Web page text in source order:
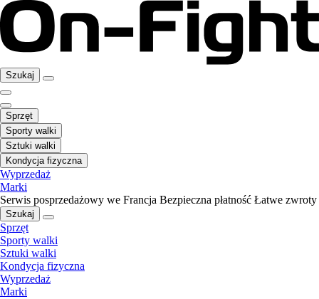
Szukaj
Sprzęt
Sporty walki
Sztuki walki
Kondycja fizyczna
Wyprzedaż
Marki
Serwis posprzedażowy we Francja Bezpieczna płatność Łatwe zwroty
Szukaj
Sprzęt
Sporty walki
Sztuki walki
Kondycja fizyczna
Wyprzedaż
Marki